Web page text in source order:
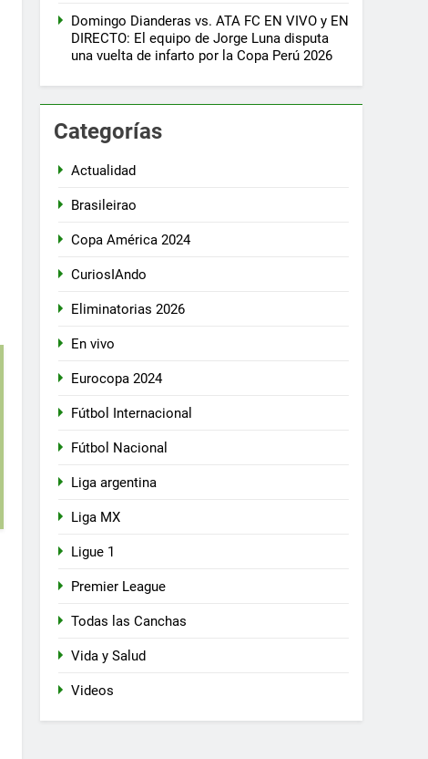
Domingo Dianderas vs. ATA FC EN VIVO y EN
DIRECTO: El equipo de Jorge Luna disputa
una vuelta de infarto por la Copa Perú 2026
Categorías
Actualidad
Brasileirao
Copa América 2024
CuriosIAndo
Eliminatorias 2026
En vivo
Eurocopa 2024
Fútbol Internacional
Fútbol Nacional
Liga argentina
Liga MX
Ligue 1
Premier League
Todas las Canchas
Vida y Salud
Videos